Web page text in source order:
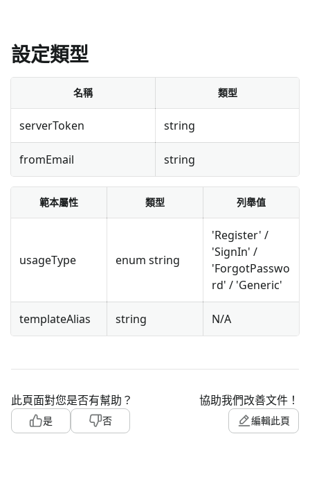
設定類型
名稱 類型
serverToken string
fromEmail string
範本屬性 類型 列舉值
usageType enum string
'Register' /
'SignIn' /
'ForgotPasswo
rd' / 'Generic'
templateAlias string N/A
此頁面對您是否有幫助？
是 否
協助我們改善文件！
編輯此頁